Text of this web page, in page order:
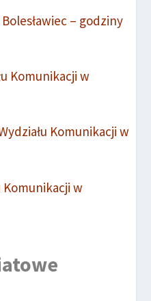
– godziny
Komunikacji w
Komunikacji w
Komunikacji w